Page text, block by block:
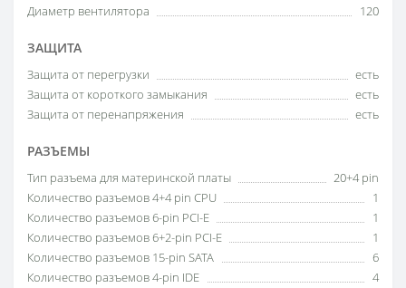
Диаметр вентилятора
120
ЗАЩИТА
Защита от перегрузки
есть
Защита от короткого замыкания
есть
Защита от перенапряжения
есть
РАЗЪЕМЫ
Тип разъема для материнской платы
20+4 pin
Количество разъемов 4+4 pin CPU
1
Количество разъемов 6-pin PCI-E
1
Количество разъемов 6+2-pin PCI-E
1
Количество разъемов 15-pin SATA
6
Количество разъемов 4-pin IDE
4